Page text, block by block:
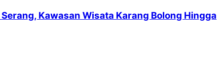
Kawasan Wisata Karang Bolong Hingga